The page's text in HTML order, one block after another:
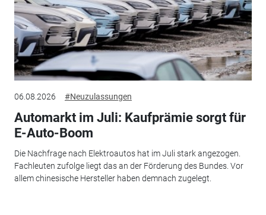
06.08.2026 #Neuzulassungen
Automarkt im Juli: Kaufprämie sorgt für
E-Auto-Boom
Die Nachfrage nach Elektroautos hat im Juli stark angezogen.
Fachleuten zufolge liegt das an der Förderung des Bundes. Vor
allem chinesische Hersteller haben demnach zugelegt.